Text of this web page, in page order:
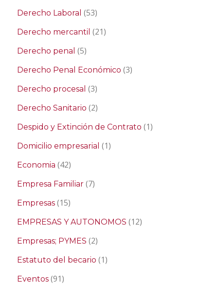
Derecho Laboral (53)
Derecho mercantil (21)
Derecho penal (5)
Derecho Penal Económico (3)
Derecho procesal (3)
Derecho Sanitario (2)
Despido y Extinción de Contrato (1)
Domicilio empresarial (1)
Economia (42)
Empresa Familiar (7)
Empresas (15)
EMPRESAS Y AUTONOMOS (12)
Empresas; PYMES (2)
Estatuto del becario (1)
Eventos (91)